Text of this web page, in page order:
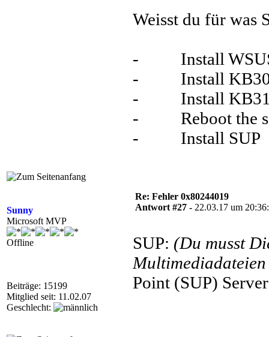
Weisst du für was
- Install
- Install
- Install
- Reboot the
- Install SUP
Sunny
Microsoft MVP
Offline
Beiträge: 15199
Mitglied seit: 11.02.07
Geschlecht:
Re: Fehler 0x80244019
Antwort #27 - 22.03.17 um
SUP: (Du musst
Point (SUP)